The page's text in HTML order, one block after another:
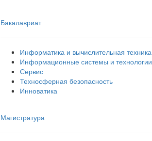
Бакалавриат
Информатика и вычислительная техника
Информационные системы и технологии
Сервис
Техносферная безопасность
Инноватика
Магистратура